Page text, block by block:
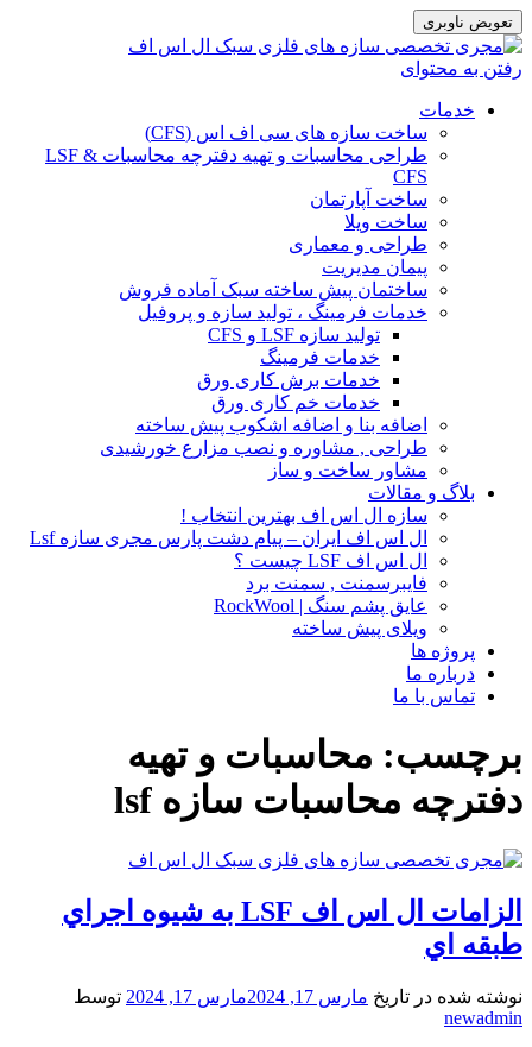
تعویض ناوبری
رفتن به محتوای
خدمات
ساخت سازه های سی اف اس (CFS)
طراحی محاسبات و تهیه دفترچه محاسبات LSF &
CFS
ساخت آپارتمان
ساخت ویلا
طراحی و معماری
پیمان مدیریت
ساختمان پیش ساخته سبک آماده فروش
خدمات فرمینگ ، تولید سازه و پروفیل
تولید سازه LSF و CFS
خدمات فرمینگ
خدمات برش کاری ورق
خدمات خم کاری ورق
اضافه بنا و اضافه اشکوب پیش ساخته
طراحی , مشاوره و نصب مزارع خورشیدی
مشاور ساخت و ساز
بلاگ و مقالات
سازه ال اس اف بهترین انتخاب !
ال اس اف ایران – پیام دشت پارس مجری سازه Lsf
ال اس اف LSF چیست ؟
فایبرسمنت , سمنت برد
عایق پشم سنگ | RockWool
ویلای پیش ساخته
پروژه ها
درباره ما
تماس با ما
برچسب: محاسبات و تهیه
دفترچه محاسبات سازه lsf
الزامات ال اس اف LSF به شيوه اجراي
طبقه اي
نوشته شده در تاریخ مارس 17, 2024 مارس 17, 2024
توسط
newadmin